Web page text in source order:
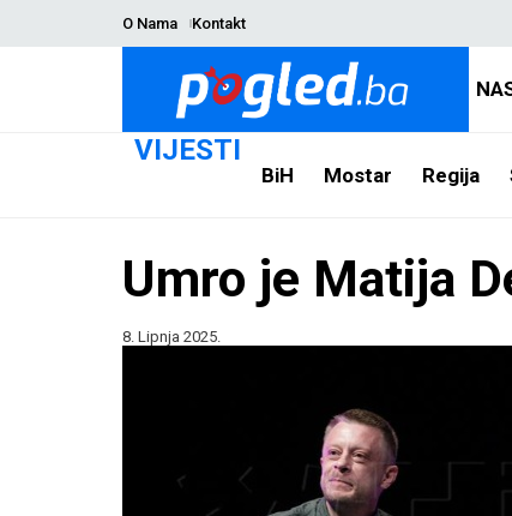
O Nama Kontakt
VIJESTI
BiH Mostar Regija
Umro je Matija
8. Lipnja 2025.